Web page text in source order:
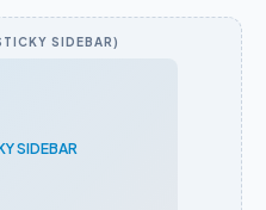
SIDEBAR)
SIDEBAR